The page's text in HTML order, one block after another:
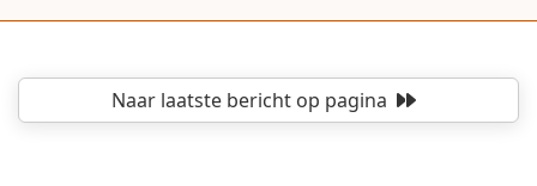
Naar laatste berichtop pagina